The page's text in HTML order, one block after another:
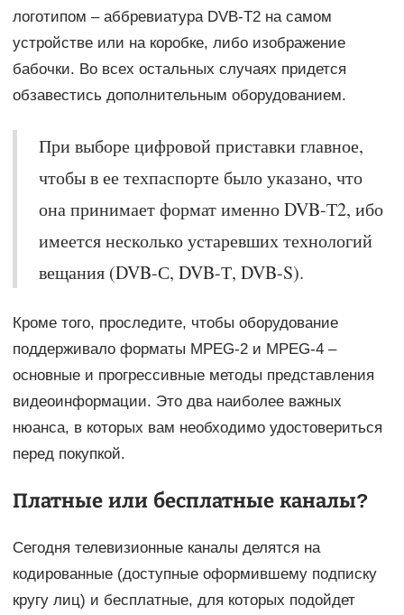
логотипом – аббревиатура DVB-Т2 на самом
устройстве или на коробке, либо изображение
бабочки. Во всех остальных случаях придется
обзавестись дополнительным оборудованием.
При выборе цифровой приставки главное,
чтобы в ее техпаспорте было указано, что
она принимает формат именно DVB-Т2, ибо
имеется несколько устаревших технологий
вещания (DVB-С, DVB-Т, DVB-S).
Кроме того, проследите, чтобы оборудование
поддерживало форматы MPEG-2 и MPEG-4 –
основные и прогрессивные методы представления
видеоинформации. Это два наиболее важных
нюанса, в которых вам необходимо удостовериться
перед покупкой.
Платные или бесплатные каналы?
Сегодня телевизионные каналы делятся на
кодированные (доступные оформившему подписку
кругу лиц) и бесплатные, для которых подойдет